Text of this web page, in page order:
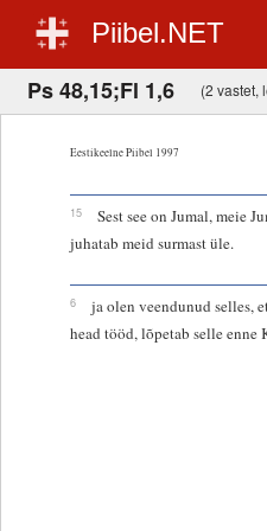
Piibel.NET
Ps 48,15;Fl 1,6 (2 vastet,
Eestikeelne Piibel 1997
15
Sest see on Jumal, meie
juhatab meid surmast üle.
6
ja olen veendunud selles,
head tööd, lõpetab selle enne